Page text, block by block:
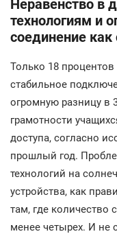
Неравенство в
технологиям и
соединение
Только 18
стабильное
огромную разницу в
грамотности
доступа, согласно
прошлый год.
технологий на
устройства, как
там, где количество
менее четырех. И не